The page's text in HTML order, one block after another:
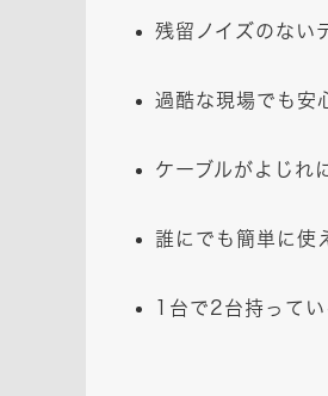
残留ノイズのない
過酷な現場でも安
ケーブルがよじれ
誰にでも簡単に使
1台で2台持って